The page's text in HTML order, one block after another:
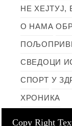
НЕ ХЕЈТУЈ,
О НАМА
СВЕДОЦИ
СПОРТ У
ХРОНИКА
Copy Right